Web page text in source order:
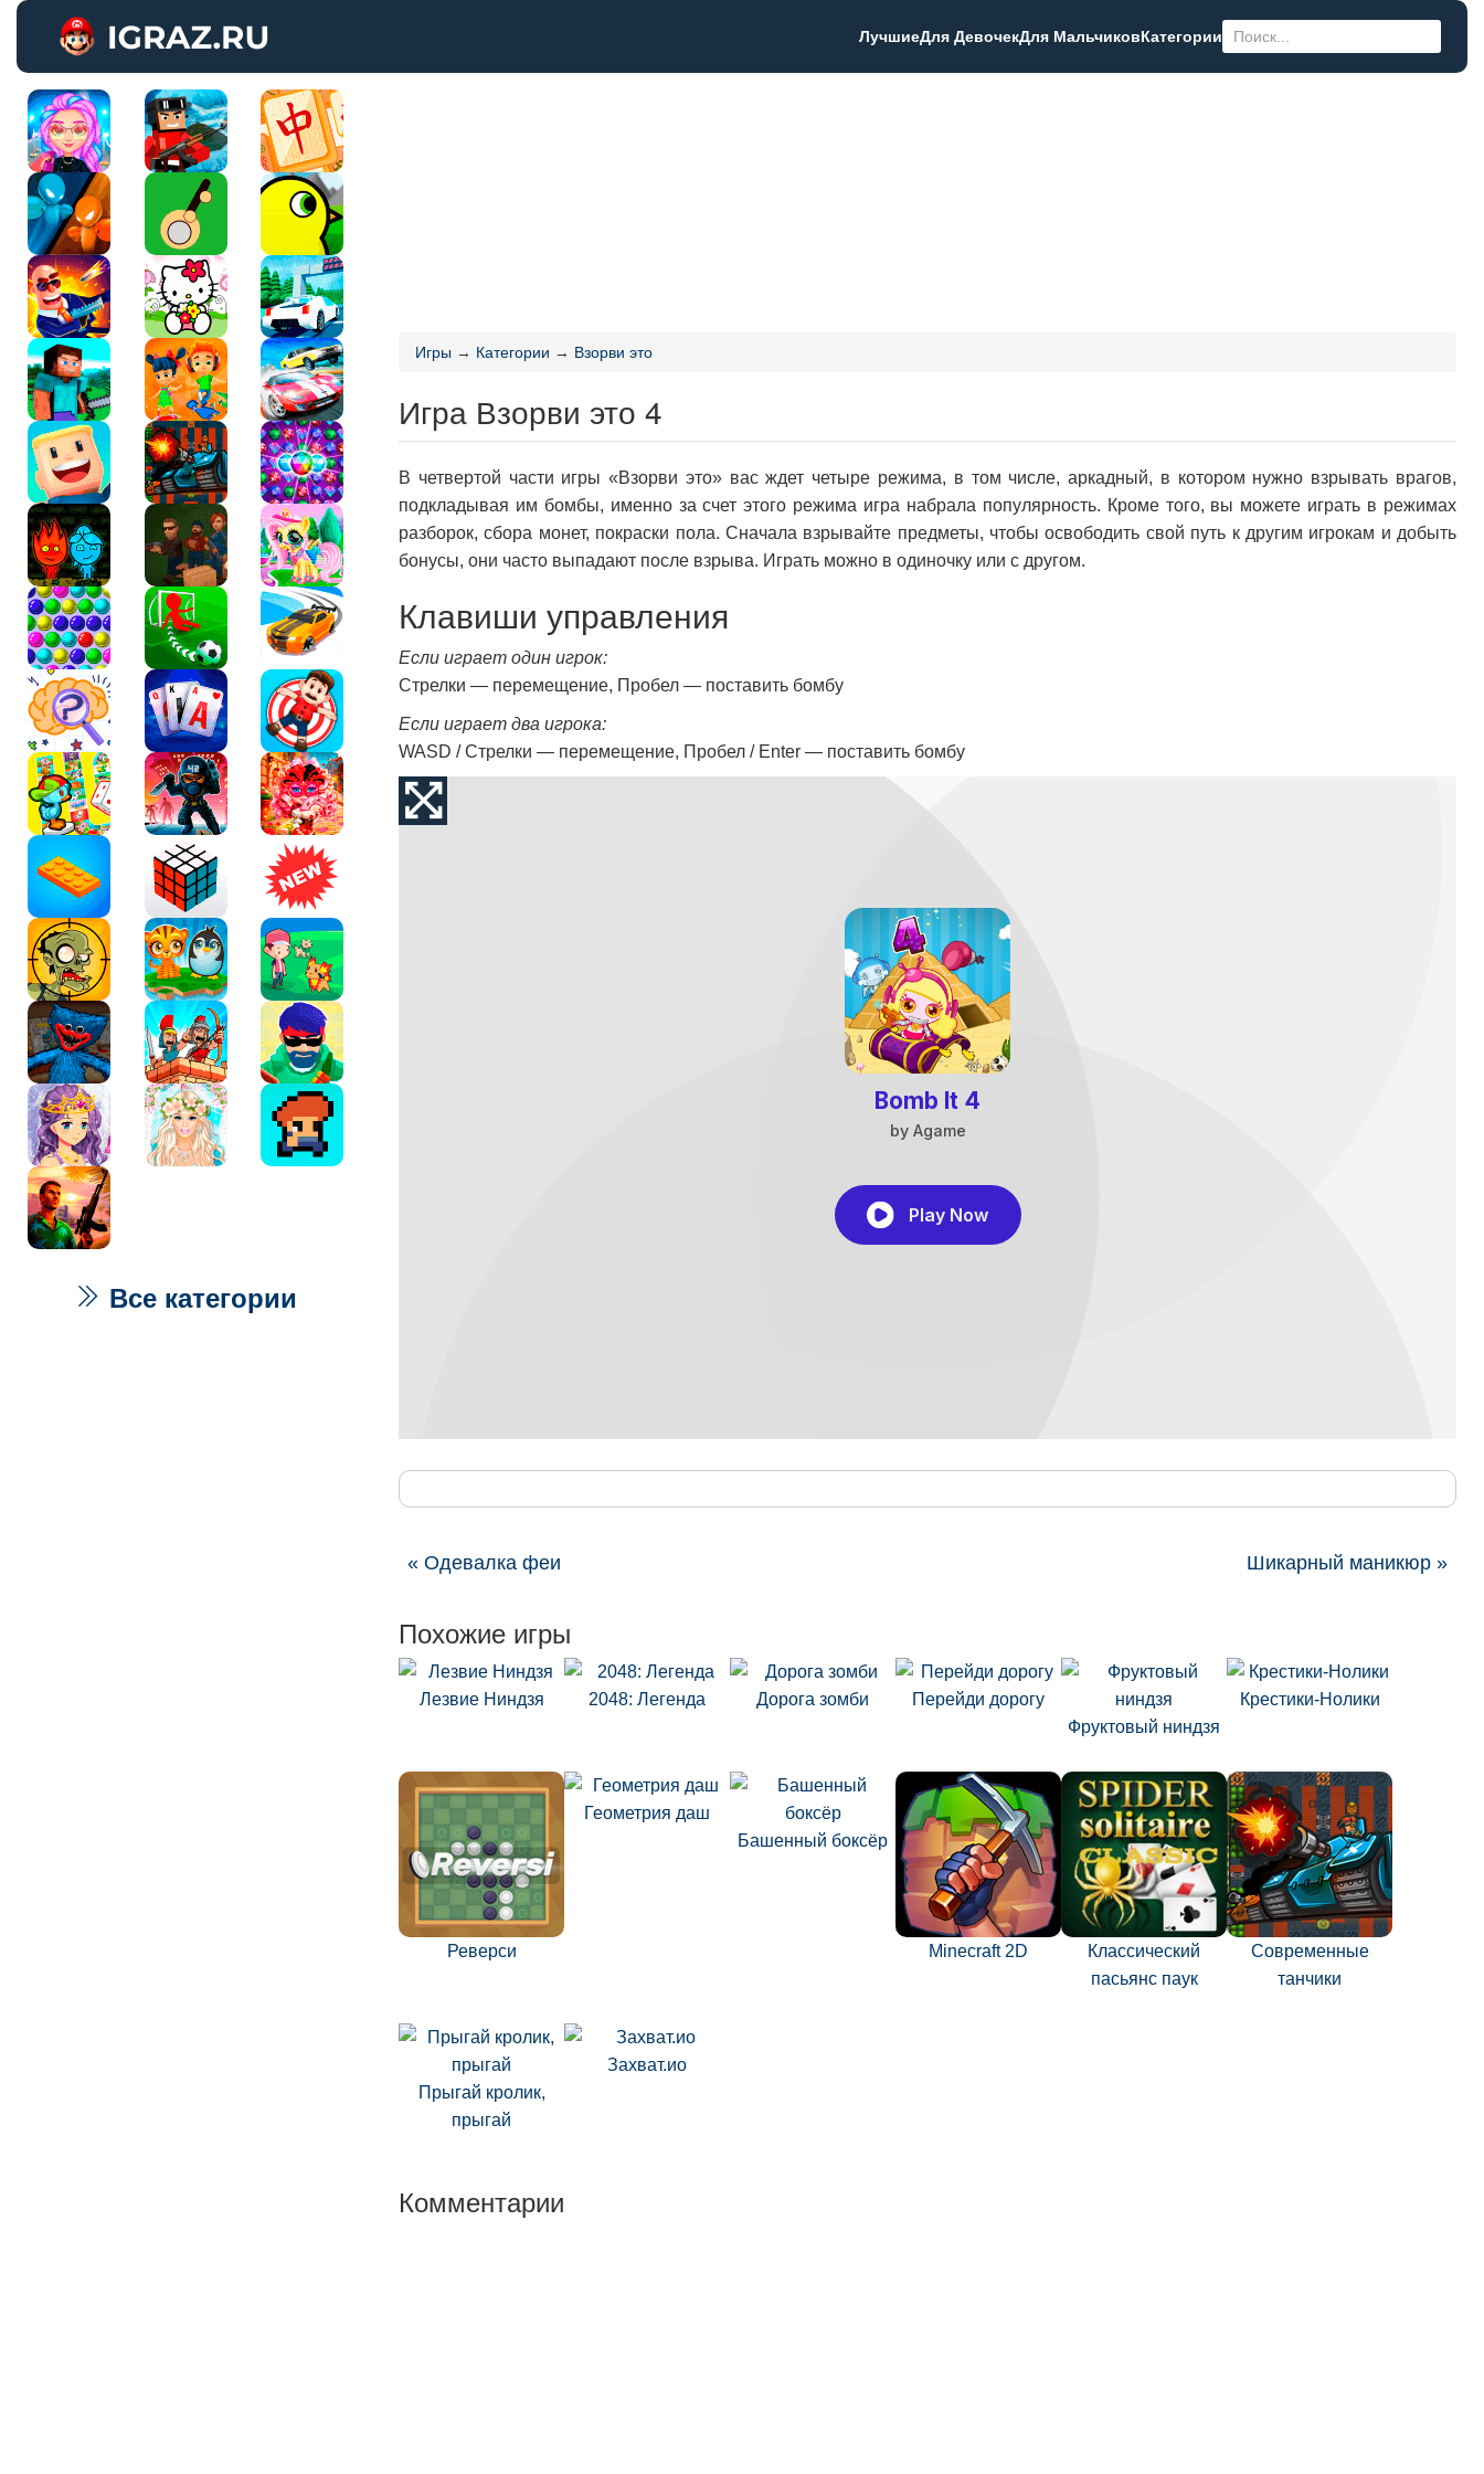
ЛучшиеДля ДевочекДля МальчиковКатегории
Игры → Категории → Взорви это
Игра Взорви это 4
В четвертой части игры «Взорви это» вас ждет четыре режима, в том числе, аркадный, в котором нужно взрывать врагов,
подкладывая им бомбы, именно за счет этого режима игра набрала популярность. Кроме того, вы можете играть в режимах
разборок, сбора монет, покраски пола. Сначала взрывайте предметы, чтобы освободить свой путь к другим игрокам и добыть
бонусы, они часто выпадают после взрыва. Играть можно в одиночку или с другом.
Клавиши управления
Если играет один игрок:
Стрелки — перемещение, Пробел — поставить бомбу
Если играет два игрока:
WASD / Стрелки — перемещение, Пробел / Enter — поставить бомбу
« Одевалка феи Шикарный маникюр »
Похожие игры
Лезвие Ниндзя 2048: Легенда Дорога зомби
Перейди дорогу
Фруктовый ниндзя
Крестики-Нолики
Реверси
Геометрия даш
Башенный боксёр
Minecraft 2D
Классический
пасьянс паук
Современные
танчики
Прыгай кролик,
прыгай
Захват.ио
Комментарии
Все категории